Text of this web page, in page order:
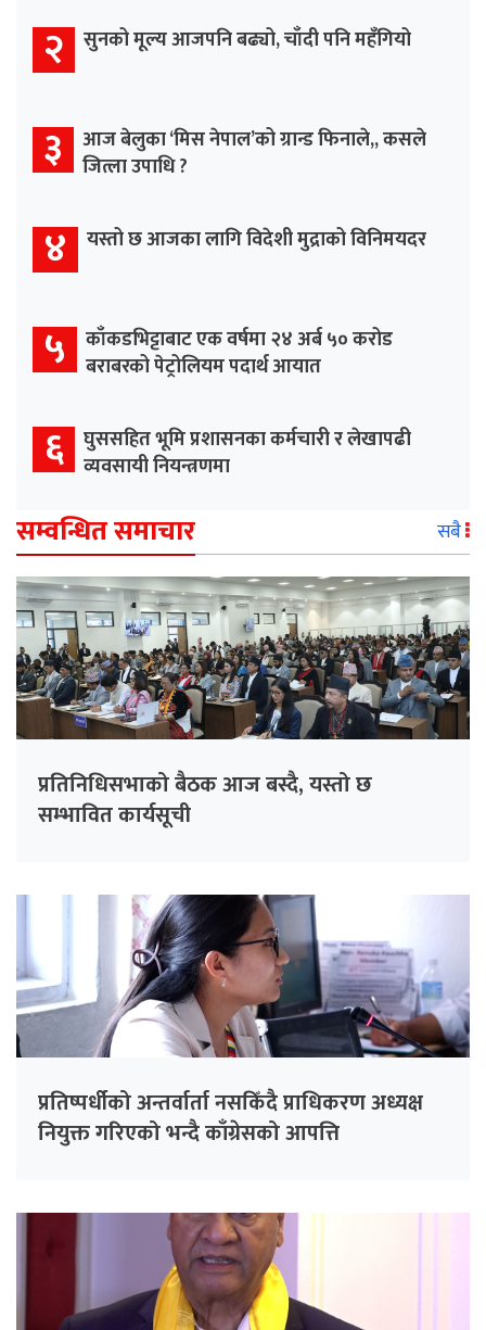
२ सुनको मूल्य आजपनि बढ्यो, चाँदी पनि महँगियो
३ आज बेलुका ‘मिस नेपाल’को ग्रान्ड फिनाले,, कसले
जित्ला उपाधि ?
४ यस्तो छ आजका लागि विदेशी मुद्राको विनिमयदर
५ काँकडभिट्टाबाट एक वर्षमा २४ अर्ब ५० करोड
बराबरको पेट्रोलियम पदार्थ आयात
६ घुससहित भूमि प्रशासनका कर्मचारी र लेखापढी
व्यवसायी नियन्त्रणमा
सम्वन्धित समाचार सबै
प्रतिनिधिसभाको बैठक आज बस्दै, यस्तो छ
सम्भावित कार्यसूची
प्रतिष्पर्धीको अन्तर्वार्ता नसकिँदै प्राधिकरण अध्यक्ष
नियुक्त गरिएको भन्दै काँग्रेसको आपत्ति